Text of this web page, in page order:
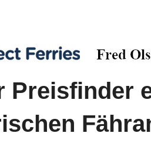
Preisfinder